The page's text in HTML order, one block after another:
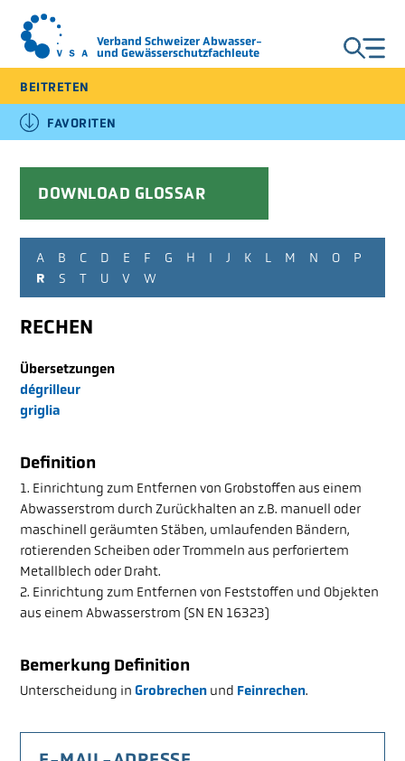
Verband Schweizer Abwasser-
und Gewässerschutzfachleute
SCHULUNGEN &
VERANSTALTUNGEN
PUBLIKATIONEN &
PRODUKTE
FACHBEREICHE / CC
LOGIN
GLOSSAR
FAQ
JOBS
MEDIEN
BEITRETEN
FAVORITEN
A B C D E F G H I J K L M N O
P
R
S T U V W
DOWNLOAD GLOSSAR
RECHEN
Übersetzungen
dégrilleur
griglia
Definition
1. Einrichtung zum Entfernen von Grobstoffen aus einem
Abwasserstrom durch Zurückhalten an z.B. manuell oder
maschinell geräumten Stäben, umlaufenden Bändern,
rotierenden Scheiben oder Trommeln aus perforiertem
Metallblech oder Draht.
2. Einrichtung zum Entfernen von Feststoffen und Objekten
aus einem Abwasserstrom (SN EN 16323)
Bemerkung Definition
Unterscheidung in Grobrechen und Feinrechen.